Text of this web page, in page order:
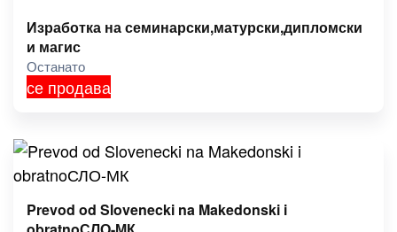
Изработка на семинарски,матурски,дипломски
и магис
Останато
се продава
Prevod od Slovenecki na Makedonski i